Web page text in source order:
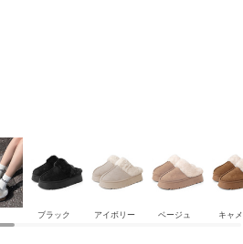
ブラック アイボリー ベージュ キャ